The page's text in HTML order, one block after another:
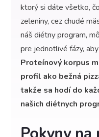
ktorý si dáte všetko,
zeleniny, cez chudé
náš diétny program,
pre jednotlivé fázy,
Proteínový korpus
profil ako bežná
takže sa hodí do
našich diétnych